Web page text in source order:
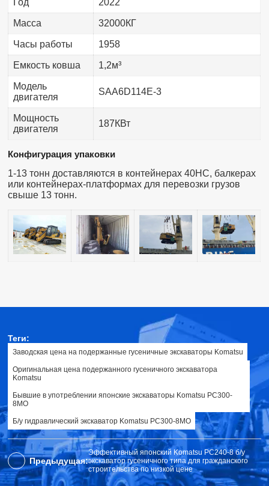
Год 2022
Масса 32000КГ
Часы работы 1958
Емкость ковша 1,2м³
Модель
двигателя
SAA6D114E-3
Мощность
двигателя
187КВт
Конфигурация упаковки
1-13 тонн доставляются в контейнерах 40HC, балкерах
или контейнерах-платформах для перевозки грузов
свыше 13 тонн.
Теги:
Заводская цена на подержанные гусеничные экскаваторы Komatsu
Оригинальная цена подержанного гусеничного экскаватора
Komatsu
Бывшие в употреблении японские экскаваторы Komatsu PC300-
8MO
Б/у гидравлический экскаватор Komatsu PC300-8MO
Предыдущая:
Эффективный японский Komatsu PC240-8 б/у
экскаватор гусеничного типа для гражданского
строительства по низкой цене